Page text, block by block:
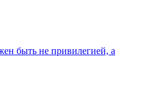
быть не привилегией, а